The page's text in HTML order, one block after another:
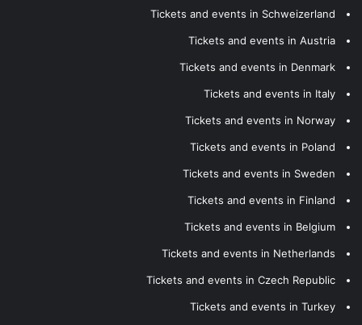
Tickets and events in Schweizerland
Tickets and events in Austria
Tickets and events in Denmark
Tickets and events in Italy
Tickets and events in Norway
Tickets and events in Poland
Tickets and events in Sweden
Tickets and events in Finland
Tickets and events in Belgium
Tickets and events in Netherlands
Tickets and events in Czech Republic
Tickets and events in Turkey